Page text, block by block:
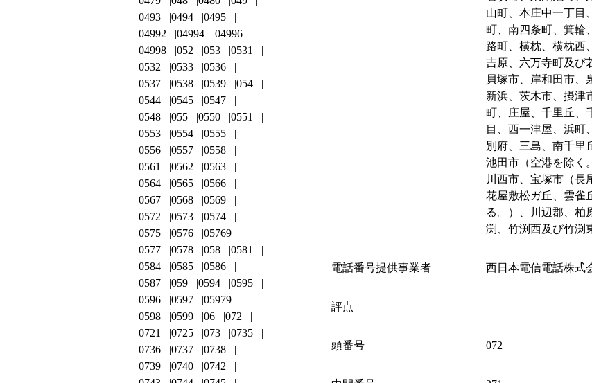
山町、本庄中一丁目
町、南四条町、箕輪
路町、横枕、横枕西
吉原、六万寺町及び
貝塚市、岸和田市、
新浜、茨木市、摂津
町、庄屋、千里丘、
目、西一津屋、浜町
別府、三島、南千里
池田市（空港を除く
川西市、宝塚市（長
花屋敷松ガ丘、雲雀
る。）、川辺郡、柏
渕、竹渕西及び竹渕
電話番号提供事業者 西日本電信電話株式
評点
頭番号 072
0493
0494
0495
04992
04994
04996
04998
052 053
0531
0532
0533
0536
0537
0538 0539
054
0544
0545
0547
0548
055 0550
0551
0553
0554
0555
0556
0557
0558
0561
0562
0563
0564
0565
0566
0567
0568
0569
0572
0573
0574
0575
0576
05769
0577
0578 058
0581
0584
0585
0586
0587
059 0594
0595
0596
0597
05979
0598
0599 06
072
0721
0725 073
0735
0736
0737
0738
0739
0740
0742